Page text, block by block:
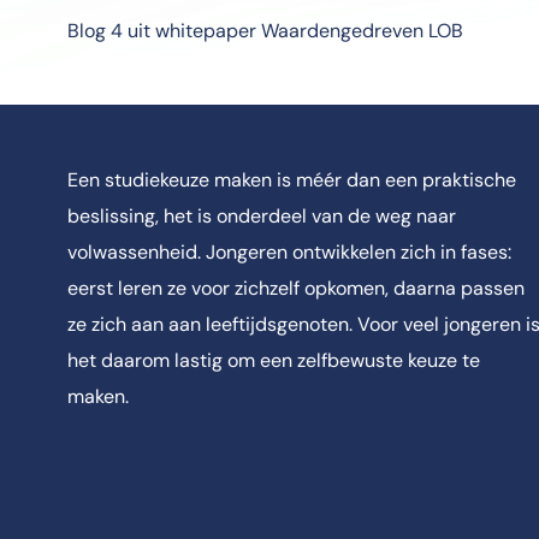
Blog 4 uit whitepaper Waardengedreven LOB
Een studiekeuze maken is méér dan een praktische
beslissing, het is onderdeel van de weg naar
volwassenheid. Jongeren ontwikkelen zich in fases:
eerst leren ze voor zichzelf opkomen, daarna passen
ze zich aan aan leeftijdsgenoten. Voor veel jongeren is
het daarom lastig om een zelfbewuste keuze te
maken.